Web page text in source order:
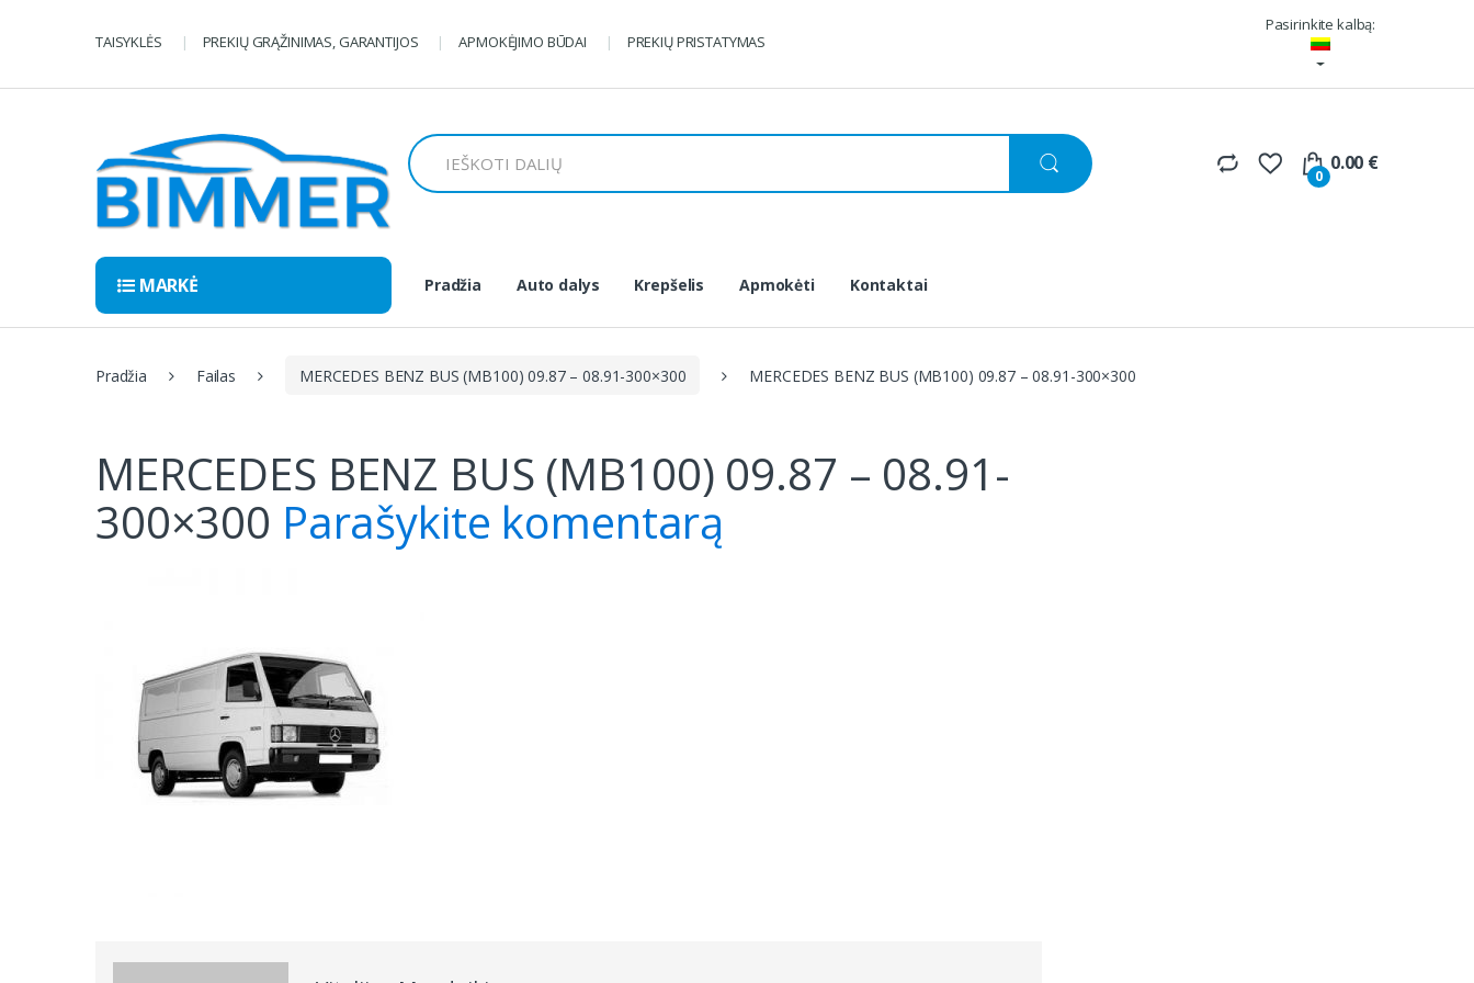
TAISYKLĖS PREKIŲ GRĄŽINIMAS, GARANTIJOS APMOKĖJIMO BŪDAI PREKIŲ PRISTATYMAS
Pasirinkite kalbą:
Ieškoti:
0
0.00 €
MARKĖ Pradžia Auto dalys Krepšelis Apmokėti Kontaktai
Pradžia Failas MERCEDES BENZ BUS (MB100) 09.87 – 08.91-300×300 MERCEDES BENZ BUS (MB100) 09.87 – 08.91-300×300
MERCEDES BENZ BUS (MB100) 09.87 – 08.91-
300×300 Parašykite komentarą